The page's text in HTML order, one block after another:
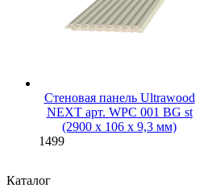
Стеновая панель Ultrawood
NEXT арт. WPC 001 BG st
(2900 х 106 х 9,3 мм)
1499
Каталог